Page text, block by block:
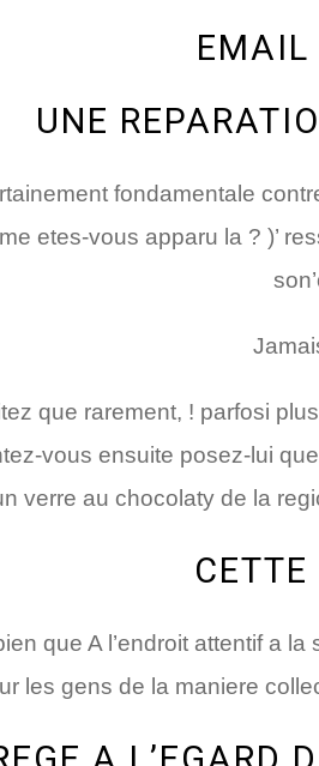
EMAIL
UNE
fondamentale
etes-vous apparu la ? )’
que rarement, ! parfosi
vous ensuite posez-lui
verre au chocolaty de la
que A l’endroit attentif a la
les gens de la maniere